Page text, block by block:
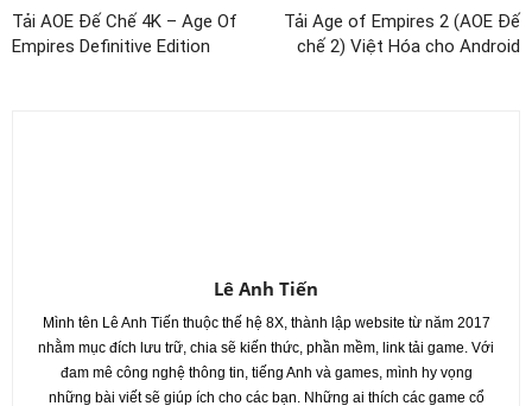
Tải AOE Đế Chế 4K – Age Of
Empires Definitive Edition
Tải Age of Empires 2 (AOE Đế
chế 2) Việt Hóa cho Android
Lê Anh Tiến
Mình tên Lê Anh Tiến thuộc thế hệ 8X, thành lập website từ năm 2017
nhằm mục đích lưu trữ, chia sẽ kiến thức, phần mềm, link tải game. Với
đam mê công nghệ thông tin, tiếng Anh và games, mình hy vọng
những bài viết sẽ giúp ích cho các bạn. Những ai thích các game cổ